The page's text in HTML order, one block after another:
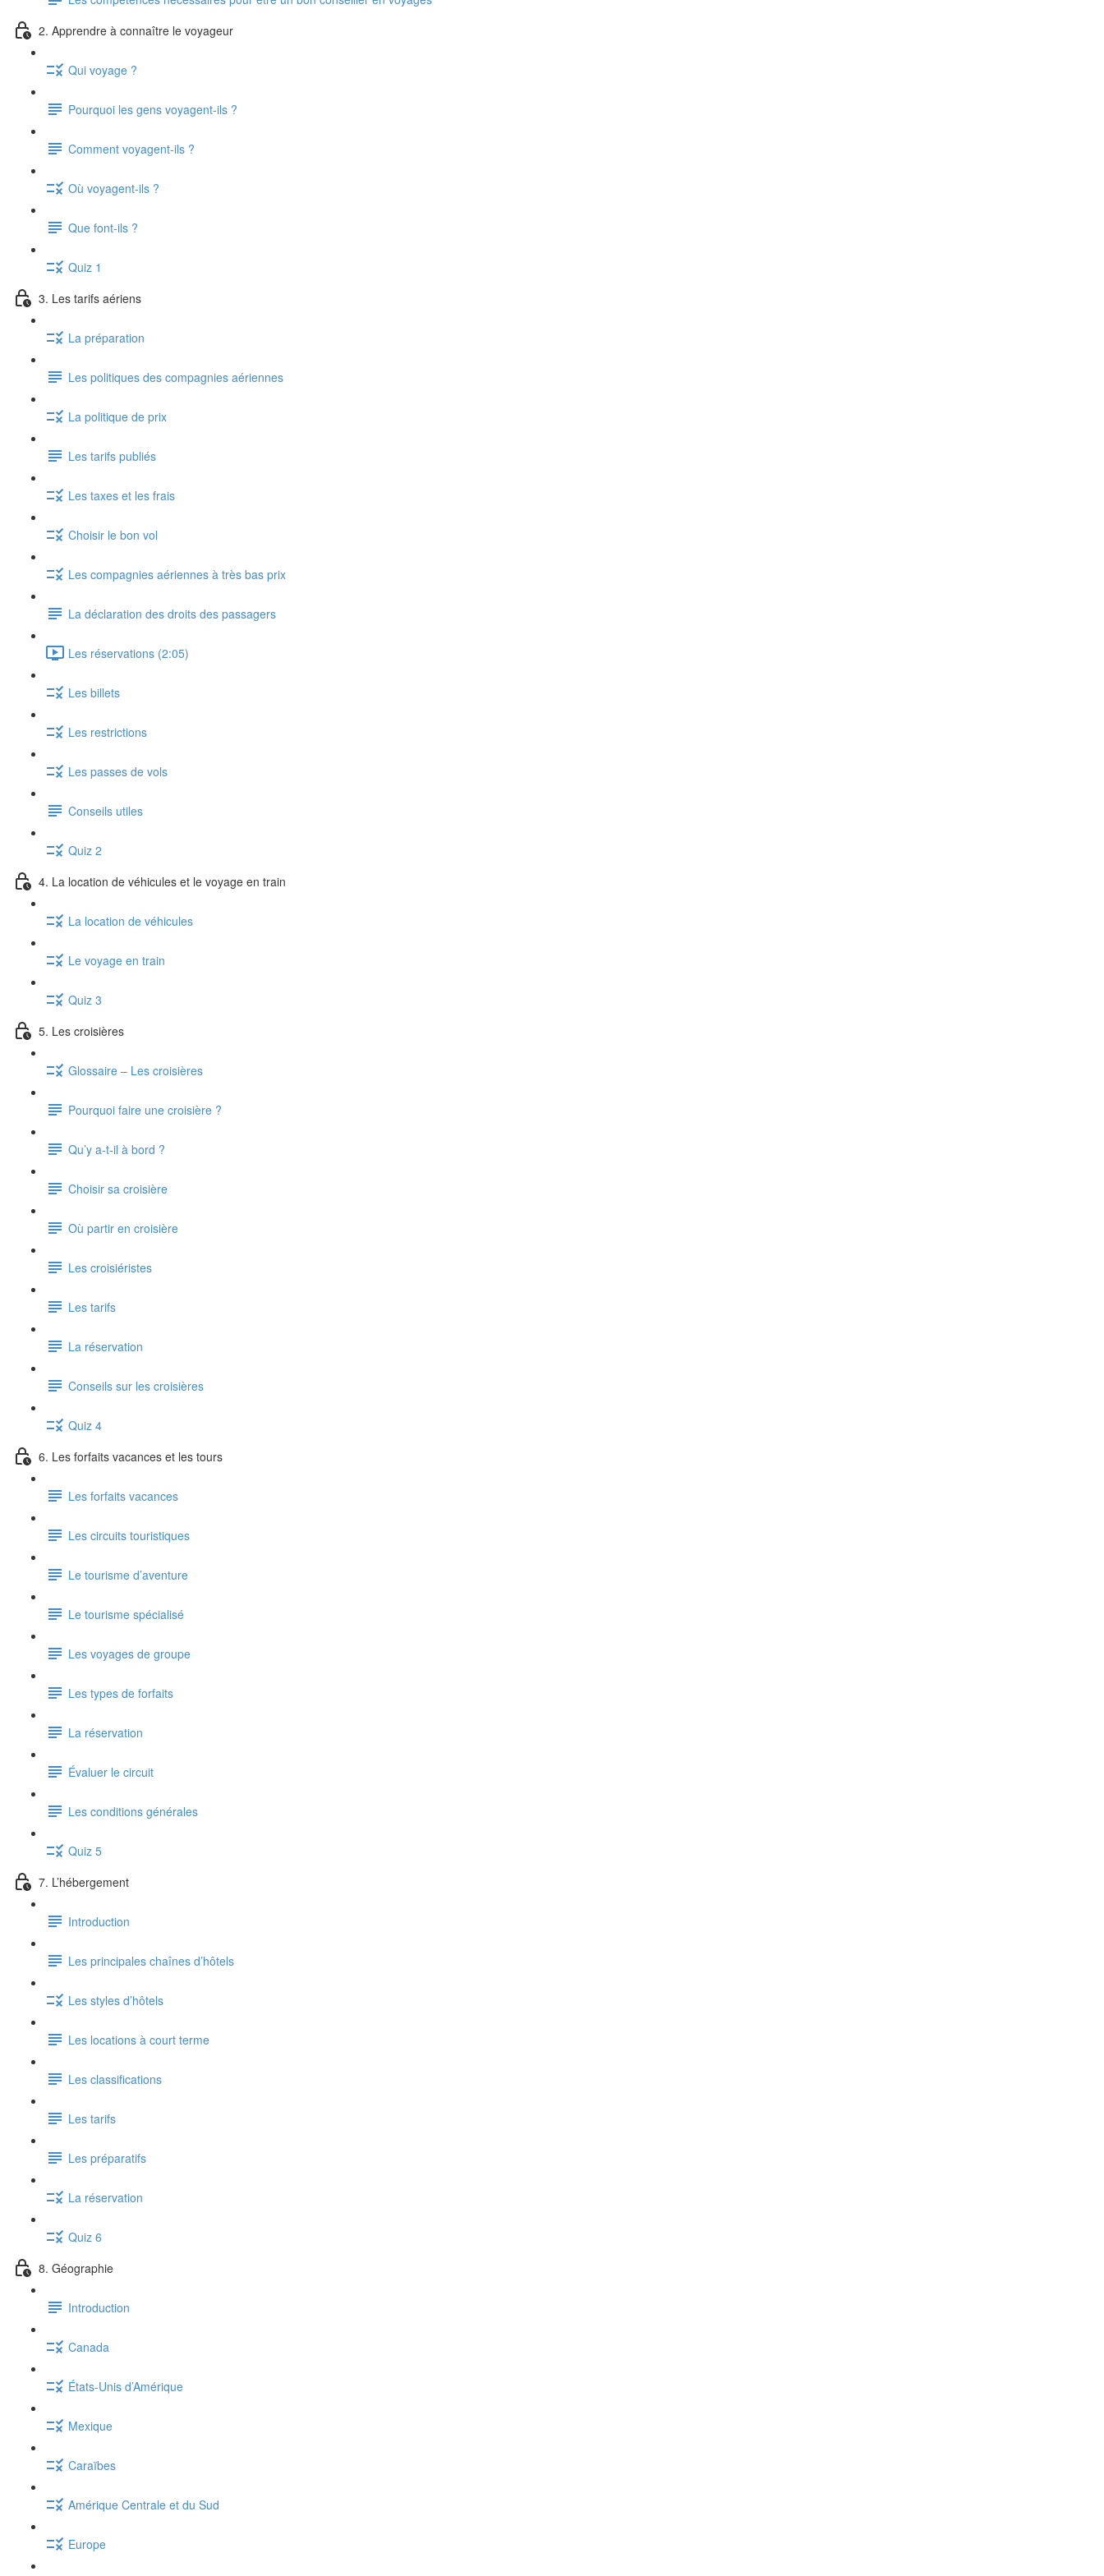
2. Apprendre à connaître le voyageur
Qui voyage ?
Pourquoi les gens voyagent-ils ?
Comment voyagent-ils ?
Où voyagent-ils ?
Que font-ils ?
Quiz 1
3. Les tarifs aériens
La préparation
Les politiques des compagnies aériennes
La politique de prix
Les tarifs publiés
Les taxes et les frais
Choisir le bon vol
Les compagnies aériennes à très bas prix
La déclaration des droits des passagers
Les réservations (2:05)
Les billets
Les restrictions
Les passes de vols
Conseils utiles
Quiz 2
4. La location de véhicules et le voyage en train
La location de véhicules
Le voyage en train
Quiz 3
5. Les croisières
Glossaire – Les croisières
Pourquoi faire une croisière ?
Qu’y a-t-il à bord ?
Choisir sa croisière
Où partir en croisière
Les croisiéristes
Les tarifs
La réservation
Conseils sur les croisières
Quiz 4
6. Les forfaits vacances et les tours
Les forfaits vacances
Les circuits touristiques
Le tourisme d’aventure
Le tourisme spécialisé
Les voyages de groupe
Les types de forfaits
La réservation
Évaluer le circuit
Les conditions générales
Quiz 5
7. L’hébergement
Introduction
Les principales chaînes d’hôtels
Les styles d’hôtels
Les locations à court terme
Les classifications
Les tarifs
Les préparatifs
La réservation
Quiz 6
8. Géographie
Introduction
Canada
États-Unis d’Amérique
Mexique
Caraïbes
Amérique Centrale et du Sud
Europe